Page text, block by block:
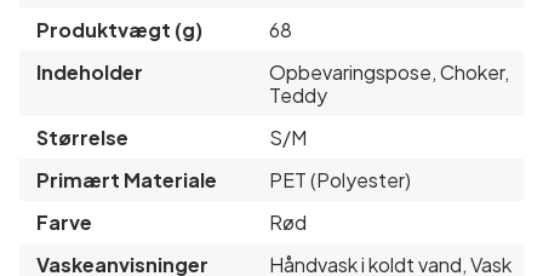
Produktvægt (g)
68
Indeholder
Opbevaringspose, Choker,
Teddy
Størrelse
S/M
Primært Materiale
PET (Polyester)
Farve
Rød
Vaskeanvisninger
Håndvask i koldt vand, Vask